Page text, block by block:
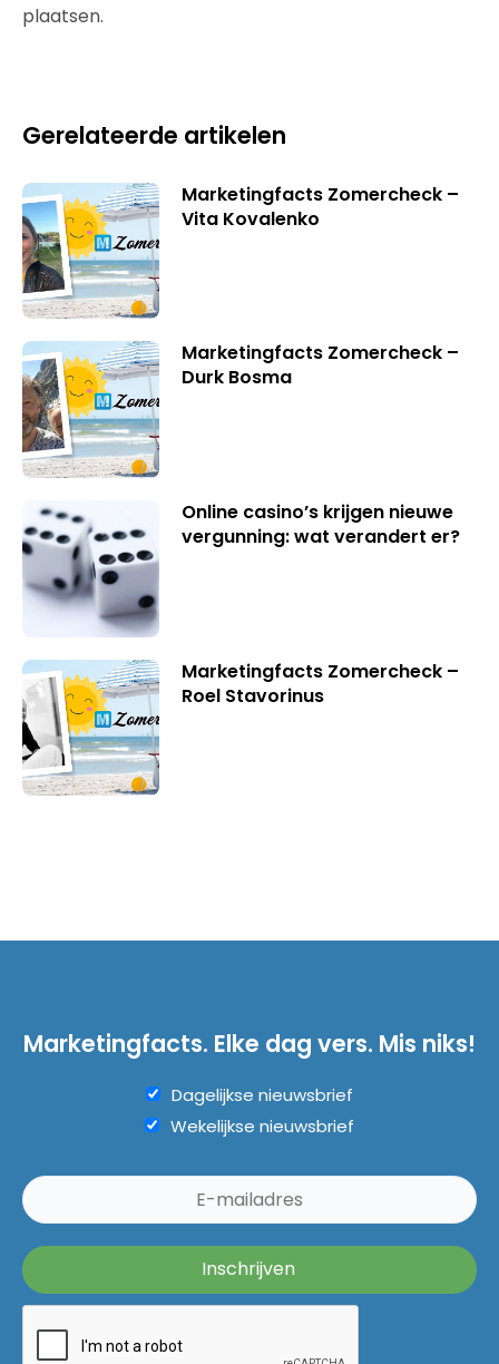
plaatsen.
Gerelateerde artikelen
Marketingfacts Zomercheck –
Vita Kovalenko
Marketingfacts Zomercheck –
Durk Bosma
Online casino’s krijgen nieuwe
vergunning: wat verandert er?
Marketingfacts Zomercheck –
Roel Stavorinus
Marketingfacts. Elke dag vers. Mis niks!
Dagelijkse nieuwsbrief
Wekelijkse nieuwsbrief